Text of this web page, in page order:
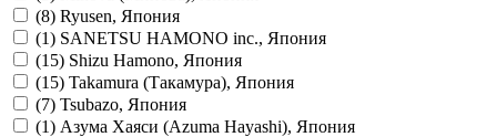
(8) Ryusen, Япония
(1) SANETSU HAMONO inc., Япония
(15) Shizu Hamono, Япония
(15) Takamura (Такамура), Япония
(7) Tsubazo, Япония
(1) Азума Хаяси (Azuma Hayashi), Япония